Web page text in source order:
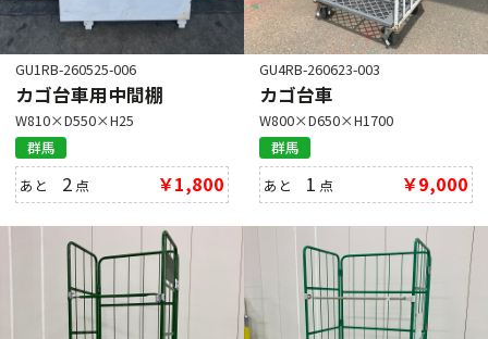
GU1RB-260525-006
カゴ台車用中間棚
W810×D550×H25
群馬
あと 2 点 ￥1,800
GU4RB-260623-003
カゴ台車
W800×D650×H1700
群馬
あと 1 点 ￥9,000